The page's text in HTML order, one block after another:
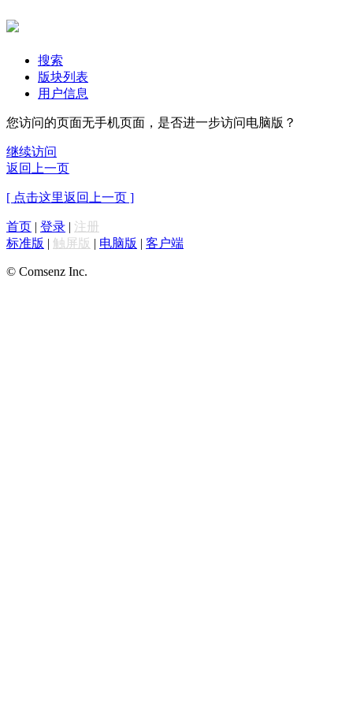
搜索
版块列表
用户信息
您访问的页面无手机页面，是否进一步访问电脑版？
继续访问
返回上一页
[ 点击这里返回上一页 ]
首页 | 登录 | 注册
标准版 | 触屏版 | 电脑版 | 客户端
© Comsenz Inc.